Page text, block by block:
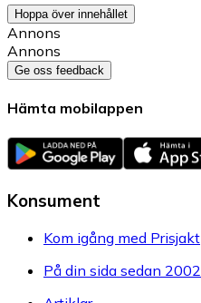
Hoppa över innehållet
Annons
Annons
Ge oss feedback
Hämta mobilappen
Konsument
Kom igång med Prisjakt
På din sida sedan 2002